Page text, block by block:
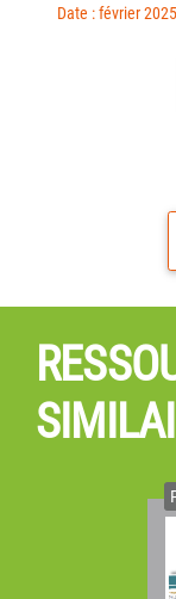
Date : février 2025